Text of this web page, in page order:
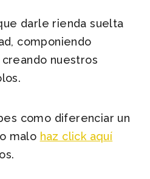
darle rienda suelta
componiendo
nuestros
como diferenciar un
malo haz click aquí